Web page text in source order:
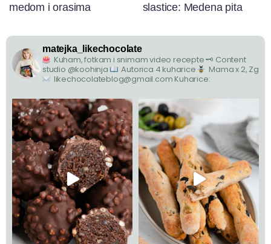
medom i orasima
slastice: Medena pita
matejka_likechocolate
Kuham, fotkam i snimam video recepte🗝 Content
studio @koohinja
Autorica 4 kuharice
Mama x 2, Zg
likechocolateblog@gmail.com Kuharice: